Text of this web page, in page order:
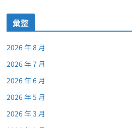
彙整
2026 年 8 月
2026 年 7 月
2026 年 6 月
2026 年 5 月
2026 年 3 月